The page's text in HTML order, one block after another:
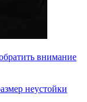
внимание
неустойки